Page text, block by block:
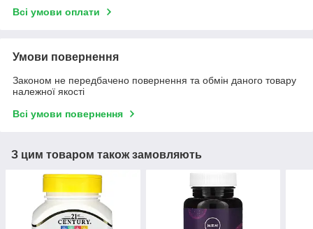
Всі умови оплати
Умови повернення
Законом не передбачено повернення та обмін даного товару
належної якості
Всі умови повернення
З цим товаром також замовляють